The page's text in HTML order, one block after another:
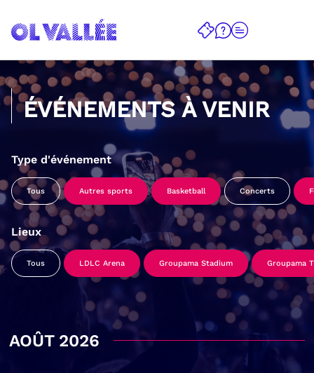
ÉVÉNEMENTS À VENIR
Type d'événement
Tous Autres sports Basketball Concerts
Lieux
Tous LDLC Arena Groupama Stadium Groupama
AOÛT 2026